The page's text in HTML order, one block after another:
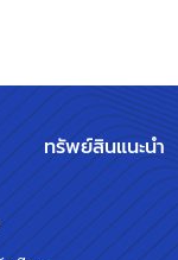
ทรัพย์สินแนะนำ